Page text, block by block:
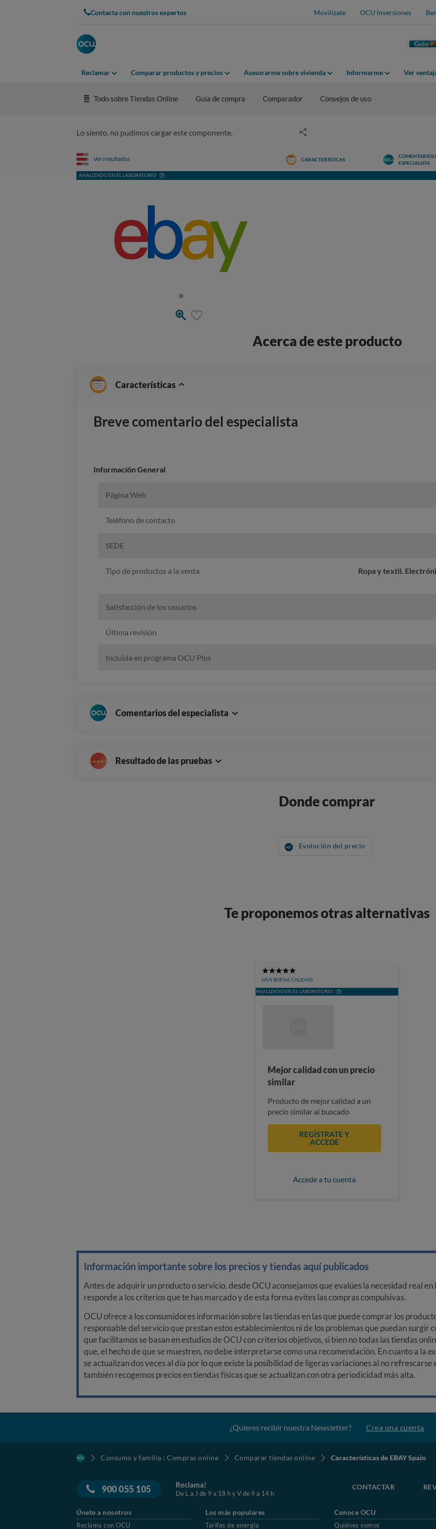
Contacta con nuestros expertos Movilízate OCU Inversiones
Guio
Reclamar Comparar productos y precios Asesorarme sobre vivienda Informarme Ver
Todo sobre Tiendas Online Guía de compra Comparador Consejos de uso
Lo siento, no pudimos cargar este componente.
Ver resultados
ANALIZADO EN EL LABORATORIO
CARACTERÍSTICAS
COMENTARIOS
ESPECIALISTA
Acerca de este producto
Características
Breve comentario del especialista
Información General
Página Web
Teléfono de contacto
SEDE
Tipo de productos a la venta Ropa y textil.
Satisfacción de los usuarios
Última revisión
Incluida en programa OCU Plus
Comentarios del especialista
Resultado de las pruebas
Donde comprar
Evolución del precio
Te proponemos otras alternativas
5
Stars
MUY BUENA CALIDAD
ANALIZADO EN EL LABORATORIO
Mejor calidad con un precio
similar
Producto de mejor calidad a un
precio similar al buscado
REGÍSTRATE Y
ACCEDE
Accede a tu cuenta
Información importante sobre los precios y tiendas aquí publicados
Antes de adquirir un producto o servicio, desde OCU aconsejamos que evalúes la necesidad real
responde a los criterios que te has marcado y de esta forma evites las compras compulsivas.
OCU ofrece a los consumidores información sobre las tiendas en las que puede comprar los
responsable del servicio que prestan estos establecimientos ni de los problemas que puedan surgir
que facilitamos se basan en estudios de OCU con criterios objetivos, si bien no todas las tiendas
que, el hecho de que se muestren, no debe interpretarse como una recomendación. En cuanto a la
se actualizan dos veces al día por lo que existe la posibilidad de ligeras variaciones al no refrescarse
también recogemos precios en tiendas físicas que se actualizan con otra periodicidad más alta.
¿Quieres recibir nuestra Newsletter? Crea una cuenta
Consumo y familia : Compras online Comparar tiendas online Características de EBAY Spain
900 055 105 Reclama!
De L a J de 9 a 18 h y V de 9 a 14 h
CONTACTAR
Únete a nosotros
Reclama con OCU
Los más populares
Tarifas de energía
Conoce OCU
Quiénes somos